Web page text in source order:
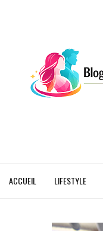
ACCUEIL LIFESTYLE